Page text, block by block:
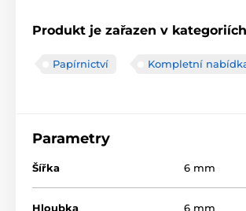
Produkt je zařazen v kategoriích
Papírnictví Kompletní
Parametry
Šířka 6 mm
Hloubka 6 mm